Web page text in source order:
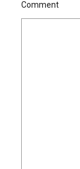
Comment